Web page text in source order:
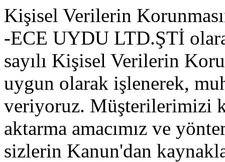
Kişisel Verilerin
-ECE UYDU LTD.ŞTİ
sayılı Kişisel Verilerin
uygun olarak işlenerek,
veriyoruz. Müşterilerimizi
aktarma amacımız ve
sizlerin Kanun'dan